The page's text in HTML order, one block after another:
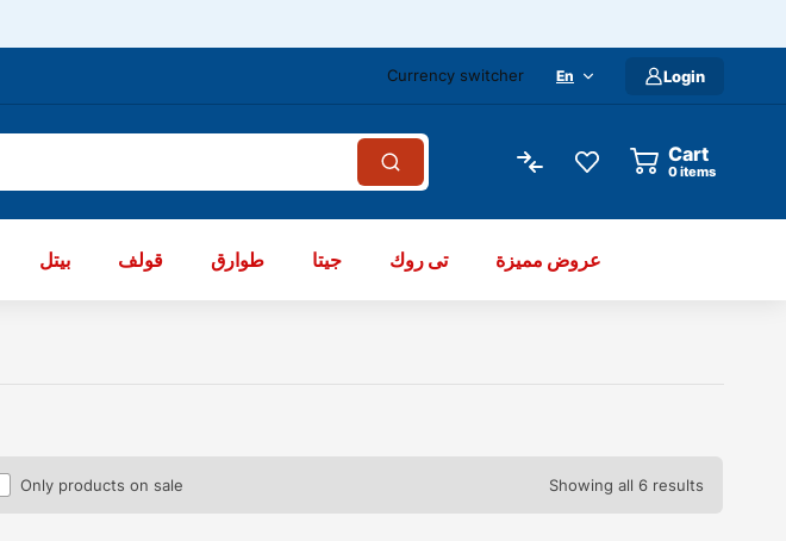
Currency switcher En Login
Cart
items
بيتل قولف طوارق جيتا تى روك عروض مميزة
Only products on sale Showing all 6 results